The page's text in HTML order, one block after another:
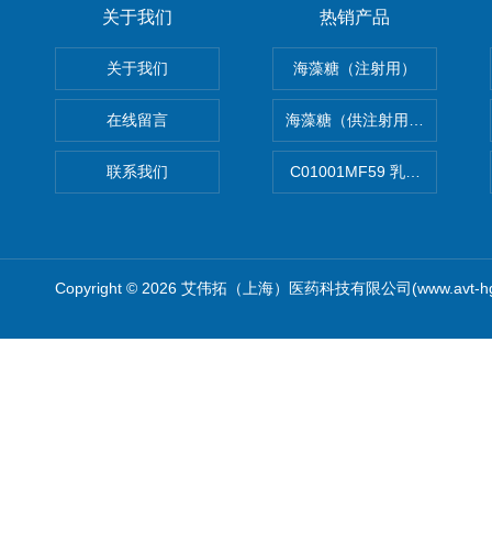
关于我们
关于我们
在线留言
联系我们
热销产品
海藻糖（注射用）
海藻糖（供注射用）（无菌）
C01001MF59 乳佐剂
Copyright © 2026 艾伟拓（上海）医药科技有限公司(www.avt-